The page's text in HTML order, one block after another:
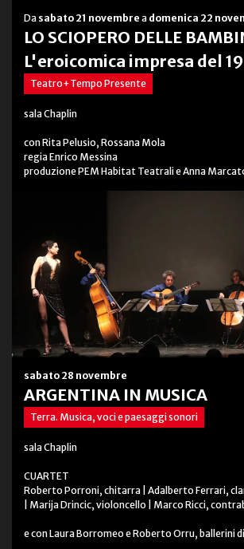
Da sabato 21 novembre a domenica 22
LO SCIOPERO DELLE
L'eroicomica impresa del
Teatro+Tempo Presente
sala Chaplin
con Rita Pelusio, Rossana Mola
regia Enrico Messina
produzione PEM Habitat Teatrali e Anna
sabato 28 novembre
ARGENTINA IN MUSICA
Terra. Musica, voci e paesaggi sonori
sala Chaplin
CUARTET
Roberto Porroni, chitarra | Adalberto Ferrari,
| Marija Drincic, violoncello | Marco Ricci,
e con Laura Borromeo e Roberto Orru, ballerini